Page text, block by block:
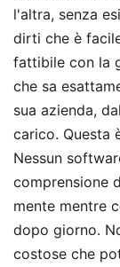
l'altra, senza
dirti che è
fattibile con la
che sa
sua azienda,
carico. Questa
Nessun
comprensione
mente mentre
dopo giorno.
costose che